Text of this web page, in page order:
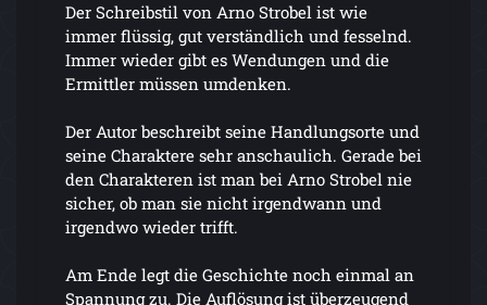
Der Schreibstil von Arno Strobel ist wie
immer flüssig, gut verständlich und fesselnd.
Immer wieder gibt es Wendungen und die
Ermittler müssen umdenken.
Der Autor beschreibt seine Handlungsorte und
seine Charaktere sehr anschaulich. Gerade bei
den Charakteren ist man bei Arno Strobel nie
sicher, ob man sie nicht irgendwann und
irgendwo wieder trifft.
Am Ende legt die Geschichte noch einmal an
Spannung zu. Die Auflösung ist überzeugend